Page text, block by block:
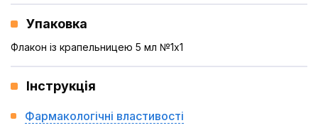
Упаковка
Флакон із крапельницею 5 мл №1x1
Інструкція
Фармакологічні властивості